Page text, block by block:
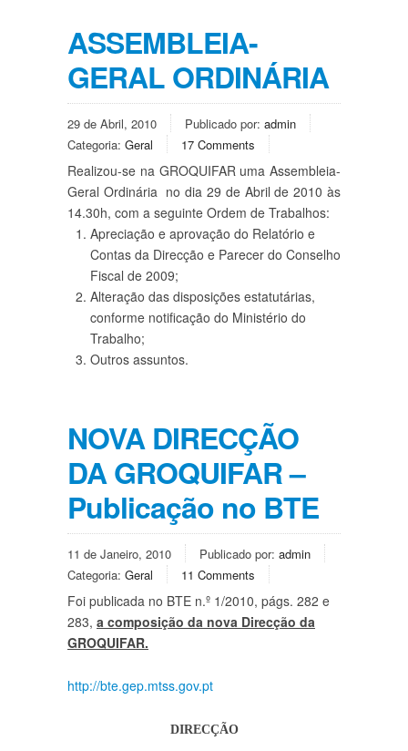
ASSEMBLEIA-
GERAL ORDINÁRIA
29 de Abril, 2010 Publicado por: admin
Categoria: Geral 17 Comments
Realizou-se na GROQUIFAR uma Assembleia-
Geral Ordinária no dia 29 de Abril de 2010 às
14.30h, com a seguinte Ordem de Trabalhos:
Apreciação e aprovação do Relatório e
Contas da Direcção e Parecer do Conselho
Fiscal de 2009;
Alteração das disposições estatutárias,
conforme notificação do Ministério do
Trabalho;
Outros assuntos.
NOVA DIRECÇÃO
DA GROQUIFAR –
Publicação no BTE
11 de Janeiro, 2010 Publicado por: admin
Categoria: Geral 11 Comments
Foi publicada no BTE n.º 1/2010, págs. 282 e
283, a composição da nova Direcção da
GROQUIFAR.
http://bte.gep.mtss.gov.pt
DIRECÇÃO